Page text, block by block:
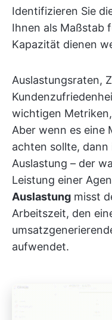
Identifizieren Sie
Ihnen als Maßstab
Kapazität dienen
Auslastungsraten,
wichtigen
Aber wenn es eine
achten sollte,
Auslastung – der
Leistung einer
Auslastung misst
Arbeitszeit, den
aufwendet.